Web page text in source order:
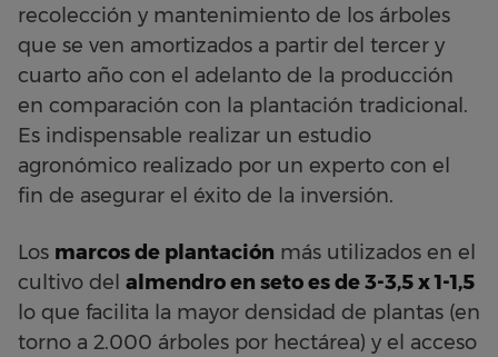
recolección y mantenimiento de los árboles
que se ven amortizados a partir del tercer y
cuarto año con el adelanto de la producción
en comparación con la plantación tradicional.
Es indispensable realizar un estudio
agronómico realizado por un experto con el
fin de asegurar el éxito de la inversión.
Los marcos de plantación más utilizados en el
cultivo del almendro en seto es de 3-3,5 x 1-1,5
lo que facilita la mayor densidad de plantas (en
torno a 2.000 árboles por hectárea) y el acceso